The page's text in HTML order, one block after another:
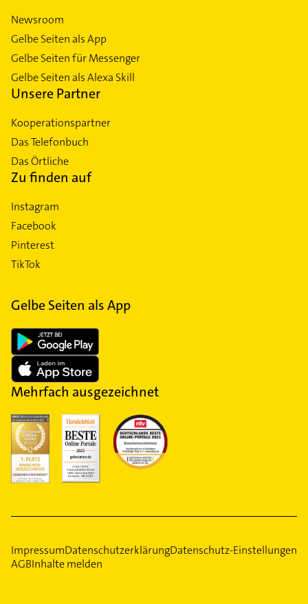
Newsroom
Gelbe Seiten als App
Gelbe Seiten für Messenger
Gelbe Seiten als Alexa Skill
Unsere Partner
Kooperationspartner
Das Telefonbuch
Das Örtliche
Zu finden auf
Instagram
Facebook
Pinterest
TikTok
Gelbe Seiten als App
Mehrfach ausgezeichnet
ImpressumDatenschutzerklärungDatenschutz-Einstellungen
AGBInhalte melden